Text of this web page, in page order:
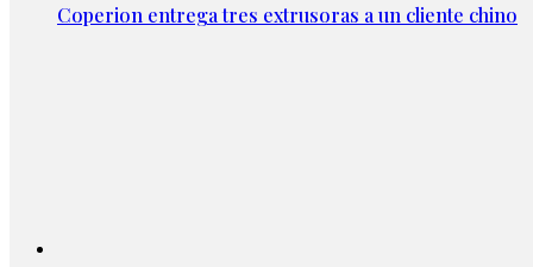
Coperion entrega tres extrusoras a un cliente chino